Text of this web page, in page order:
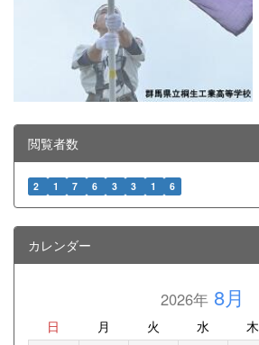
閲覧者数
2 1 7 6 3 3 1 6
カレンダー
2026年8月
日 月 火 水 木